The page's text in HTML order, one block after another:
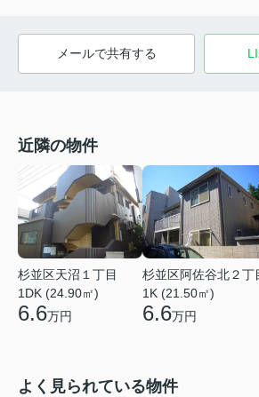
メールで共有する
近隣の物件
杉並区天沼１丁目
1DK (24.90㎡)
6.6万円
杉並区阿佐谷北２丁
1K (21.50㎡)
6.6万円
よく見られている物件